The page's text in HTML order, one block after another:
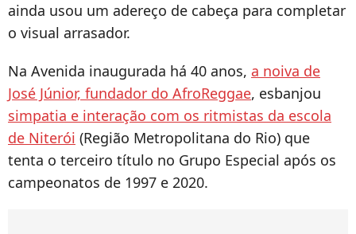
ainda usou um adereço de cabeça para completar
o visual arrasador.
Na Avenida inaugurada há 40 anos, a noiva de
José Júnior, fundador do AfroReggae, esbanjou
simpatia e interação com os ritmistas da escola
de Niterói (Região Metropolitana do Rio) que
tenta o terceiro título no Grupo Especial após os
campeonatos de 1997 e 2020.